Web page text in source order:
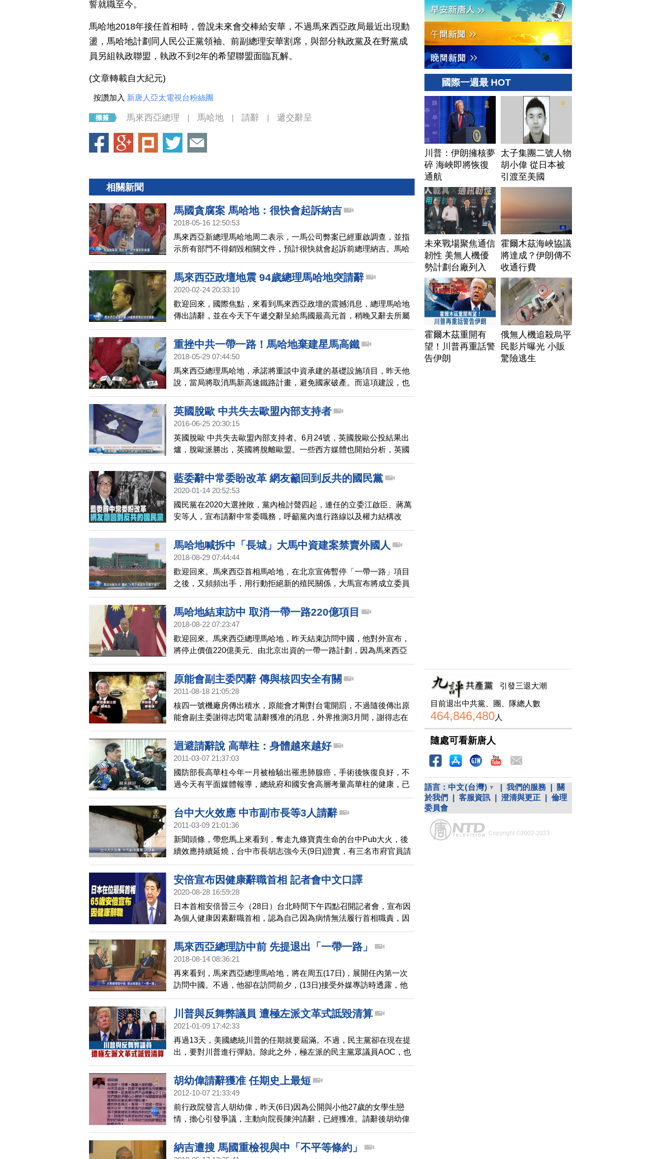
誓就職至今。
馬哈地2018年接任首相時，曾說未來會交棒給安華，不過馬來西亞政局最近出現動
盪，馬哈地計劃同人民公正黨領袖、前副總理安華割席，與部分執政黨及在野黨成
員另組執政聯盟，執政不到2年的希望聯盟面臨瓦解。
(文章轉載自大紀元)
按讚加入 新唐人亞太電視台粉絲團
馬來西亞總理 馬哈地 請辭 遞交辭呈
相關新聞
馬國貪腐案 馬哈地：很快會起訴納吉
2018-05-16 12:50:53
馬來西亞新總理馬哈地周二表示，一馬公司弊案已經重啟調查，並指
示所有部門不得銷毀相關文件，預計很快就會起訴前總理納吉。馬哈
地也履行競選承諾，預計周三特赦，並釋放前副總理安華，並打算在
1、2年後，將總理大位交棒給他。
馬來西亞政壇地震 94歲總理馬哈地突請辭
2020-02-24 20:33:10
歡迎回來，國際焦點，來看到馬來西亞政壇的震撼消息，總理馬哈地
傳出請辭，並在今天下午遞交辭呈給馬國最高元首，稍晚又辭去所屬
政黨「土著團結黨」名譽主席一職，而該黨隨後也宣布退出與接班人
安華共同所組的「希望聯盟」，據傳馬哈地辭職是為了切割安華，以
退為進，另組聯合政府。不過，安華在星洲日報上透露他早知情，並
政黨領袖的濫用，包括今天被剔除黨籍的經濟事務部長阿?敏等人，而
馬國現任執政聯盟面臨分家危機，政局走向恐將出現劇變。
重挫中共一帶一路！馬哈地棄建星馬高鐵
2018-05-29 07:44:50
馬來西亞總理馬哈地，承諾將重談中資承建的基礎設施項目，昨天他
說，當局將取消馬新高速鐵路計畫，避免國家破產。而這項建設，也
是中共計畫的一部分。
英國脫歐 中共失去歐盟內部支持者
2016-06-25 20:30:15
英國脫歐 中共失去歐盟內部支持者。6月24號，英國脫歐公投結果出
爐，脫歐派勝出，英國將脫離歐盟。一些西方媒體也開始分析，英國
脫離歐盟對中共的影響。
藍委辭中常委盼改革 網友籲回到反共的國民黨
2020-01-14 20:52:53
國民黨在2020大選挫敗，黨內檢討聲四起，連任的立委江啟臣、蔣萬
安等人，宣布請辭中常委職務，呼籲黨內進行路線以及權力結構改
革。雲林縣長張麗善也表示要辭去中常委身分，肯定、支持他們的行
動。國民黨中常委接連請辭，引發網路熱議，有網友呼籲，先回到那
個反共的國民黨。
馬哈地喊拆中「長城」大馬中資建案禁賣外國人
2018-08-29 07:44:44
歡迎回來。馬來西亞首相馬哈地，在北京宣佈暫停「一帶一路」項目
之後，又頻頻出手，用行動拒絕新的殖民關係，大馬宣布將成立委員
會，審查外國人在斥資1,000億美元建造的「森林城市」置產。這個房
產項目，是由中國知名房企碧桂園，在馬國興建的建案，鎖定中國買
家銷售，引發各方批評。馬哈地在記者會中表明：「這座即將要建造
的居住權簽證給外國人。而幾天前，馬哈地也要求，拆除中共在馬來
西亞關丹城，築起的9公里的隔離圍牆，表明工業園區不是外國領土，
並要求在大馬參與一帶一
馬哈地結束訪中 取消一帶一路220億項目
2018-08-22 07:23:47
歡迎回來。馬來西亞總理馬哈地，昨天結束訪問中國，他對外宣布，
將停止價值220億美元、由北京出資的一帶一路計劃，因為馬來西亞
已經負債累累，瀕臨破產。
原能會副主委閃辭 傳與核四安全有關
2011-08-18 21:05:28
核四一號機廠房傳出積水，原能會才剛對台電開罰，不過隨後傳出原
能會副主委謝得志閃電 請辭獲准的消息，外界推測3月間，謝得志在
立院對立委李慶華拍桌事件是導火線，最近又因為核四安全問題充滿
無力感，因此決定掛冠求去。
迴避請辭說 高華柱：身體越來越好
2011-03-07 21:37:03
國防部長高華柱今年一月被檢驗出罹患肺腺癌，手術後恢復良好，不
過今天有平面媒體報導，總統府和國安會高層考量高華柱的健康，已
經開始物色部長的繼任人選。對此，高華柱說，他的體力術後越來越
好，將以國家安全為重，也間接迴避了辭職說。
台中大火效應 中市副市長等3人請辭
2011-03-09 21:01:36
新聞頭條，帶您馬上來看到，奪走九條寶貴生命的台中Pub大火，後
續效應持續延燒，台中市長胡志強今天(9日)證實，有三名市府官員請
辭，至於批准與否，胡志強說，要看調查結果。台中市夜店大火造成9
人死亡，各界究責聲不斷。連行政院長都說，三天內應該要有所交
代。市長胡志強今天緊急召開公共安全督導會報檢討，要求市府團隊
黃崇典，經發局長朱蕙蘭，三名政務官當天就向他請辭。不過會不會
批准，還要看調查結果。
安倍宣布因健康辭職首相 記者會中文口譯
2020-08-28 16:59:28
日本首相安倍晉三今（28日）台北時間下午四點召開記者會，宣布因
為個人健康因素辭職首相，認為自己因為病情無法履行首相職責，因
此決定辭職。
馬來西亞總理訪中前 先提退出「一帶一路」
2018-08-14 08:36:21
再來看到，馬來西亞總理馬哈地，將在周五(17日)，展開任內第一次
訪問中國。不過，他卻在訪問前夕，(13日)接受外媒專訪時透露，他
正在尋求取消價值220億美元的「一帶一路」項目，以儘快擺脫政府
債務危機。
川普與反舞弊議員 遭極左派文革式詆毀清算
2021-01-09 17:42:33
再過13天，美國總統川普的任期就要屆滿。不過，民主黨卻在現在提
出，要對川普進行彈劾。除此之外，極左派的民主黨眾議員AOC，也
要求6號在國會聯席會議上要求調查選舉舞弊的參議員請辭。
胡幼偉請辭獲准 任期史上最短
2012-10-07 21:33:49
前行政院發言人胡幼偉，昨天(6日)因為公開與小他27歲的女學生戀
情，擔心引發爭議，主動向院長陳沖請辭，已經獲准。請辭後胡幼偉
將回學校教書，他今天在臉書上發表文章，表示感謝大家關心，還對
學生說，「明天讓人愛到不行的胡教授又回來了」 。
納吉遭搜 馬國重檢視與中「不平等條約」
國際一週最 HOT
川普：伊朗擁核夢
碎 海峽即將恢復
通航
太子集團二號人物
胡小偉 從日本被
引渡至美國
未來戰場聚焦通信
韌性 美無人機優
勢計劃台廠列入
霍爾木茲海峽協議
將達成？伊朗傳不
收通行費
霍爾木茲重開有
望！川普再重話警
告伊朗
俄無人機追殺烏平
民影片曝光 小販
驚險逃生
引發三退大潮
目前退出中共黨、團、隊總人數
464,846,480人
隨處可看新唐人
語言： 中文(台灣) 我們的服務
關
於我們
客服資訊 澄清與更正
倫理
委員會
Copyright ©2002-2023